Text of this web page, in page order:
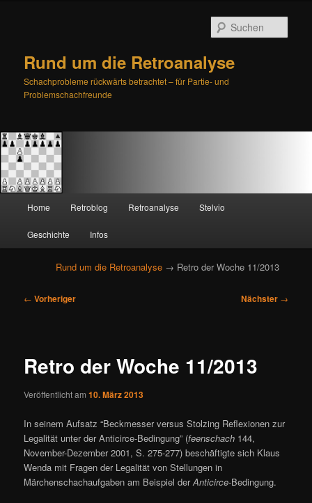
Rund um die Retroanalyse
Schachprobleme rückwärts betrachtet – für Partie- und
Problemschachfreunde
Zum
primären
Inhalt
springen
Zum
sekundären
Inhalt
springen
Home Retroblog Retroanalyse Stelvio
Geschichte Infos
Rund um die Retroanalyse → Retro der Woche 11/2013
B
a
s
a
v
i
g
a
← Vorheriger Nächster →
Retro der Woche 11/2013
Veröffentlicht am10. März 2013
In seinem Aufsatz “Beckmesser versus Stolzing Reflexionen zur
Legalität unter der Anticirce-Bedingung” (feenschach 144,
November-Dezember 2001, S. 275-277) beschäftigte sich Klaus
Wenda mit Fragen der Legalität von Stellungen in
Märchenschachaufgaben am Beispiel derAnticirce-Bedingung.